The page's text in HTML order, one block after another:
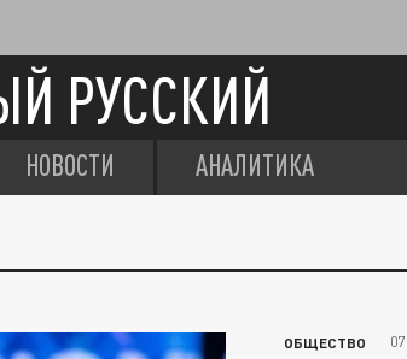
РУССКИЙ
НОВОСТИ АНАЛИТИКА
ОБЩЕСТВО